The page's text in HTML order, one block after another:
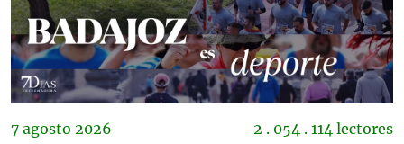
7 agosto 2026 2 . 054 . 114 lectores